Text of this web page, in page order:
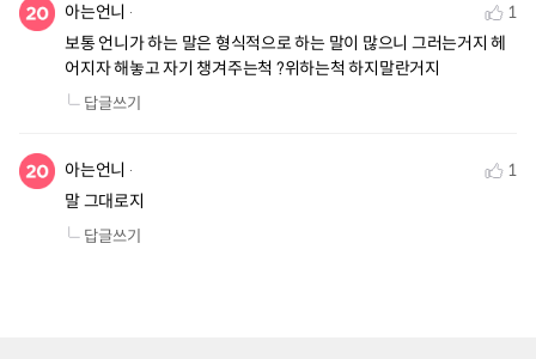
아는언니
1
보통 언니가 하는 말은 형식적으로 하는 말이 많으니 그러는거지 헤
어지자 해놓고 자기 챙겨주는척 ?위하는척 하지말란거지
답글쓰기
아는언니
1
말 그대로지
답글쓰기